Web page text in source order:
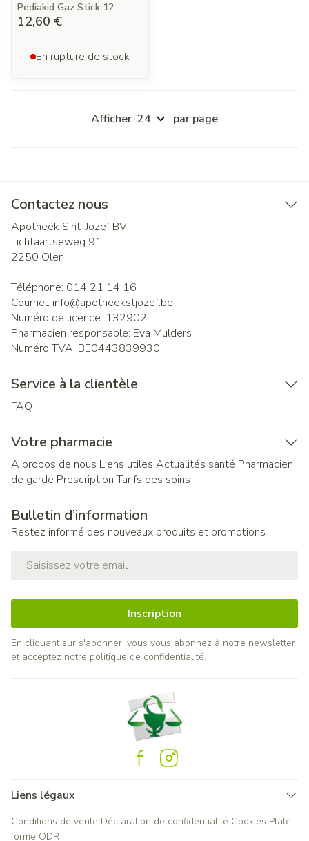
Pediakid Gaz Stick 12
12,60 €
En rupture de stock
Afficher par page
Contactez nous
Apotheek Sint-Jozef BV
Lichtaartseweg 91
2250 Olen
Téléphone: 014 21 14 16
Courriel: info@apotheekstjozef.be
Numéro de licence: 132902
Pharmacien responsable: Eva Mulders
Numéro TVA: BE0443839930
Service à la clientèle
FAQ
Votre pharmacie
A propos de nous Liens utiles Actualités santé Pharmacien
de garde Prescription Tarifs des soins
Bulletin d’information
Restez informé des nouveaux produits et promotions
Inscription
En cliquant sur s'abonner, vous vous abonnez à notre newsletter
et acceptez notre politique de confidentialité.
Liens légaux
Conditions de vente Déclaration de confidentialité Cookies Plate-
forme ODR